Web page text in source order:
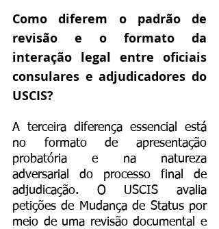
Como diferem o padrão de
revisão e o formato da
interação legal entre oficiais
consulares e adjudicadores do
USCIS?
A terceira diferença essencial está
no formato de apresentação
probatória e na natureza
adversarial do processo final de
adjudicação. O USCIS avalia
petições de Mudança de Status por
meio de uma revisão documental e